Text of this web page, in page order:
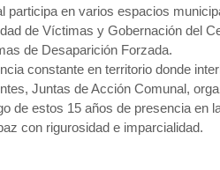
participa en varios espacios
de Víctimas y Gobernación del
de Desaparición Forzada.
constante en territorio donde
Juntas de Acción Comunal,
de estos 15 años de presencia
con rigurosidad e imparcialidad.